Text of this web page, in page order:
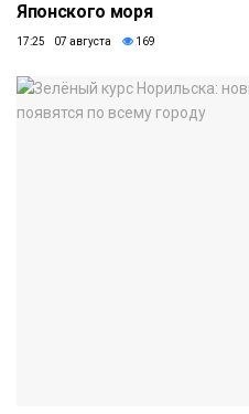
Японского моря
17:25 07 августа 169